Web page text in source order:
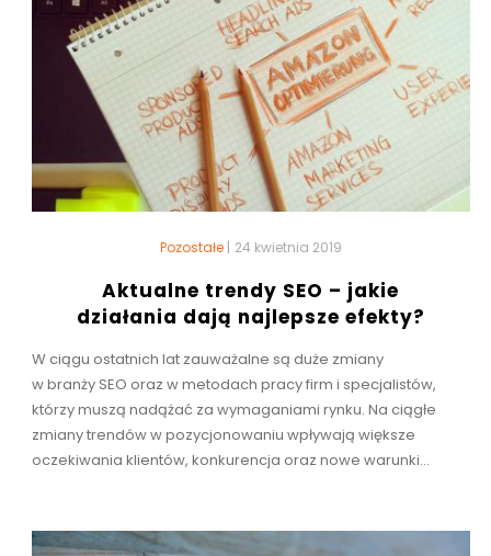
Pozostałe| 24 kwietnia 2019
Aktualne trendy SEO – jakie
działania dają najlepsze efekty?
W ciągu ostatnich lat zauważalne są duże zmiany
w branży SEO oraz w metodach pracy firm i specjalistów,
którzy muszą nadążać za wymaganiami rynku. Na ciągłe
zmiany trendów w pozycjonowaniu wpływają większe
oczekiwania klientów, konkurencja oraz nowe warunki...